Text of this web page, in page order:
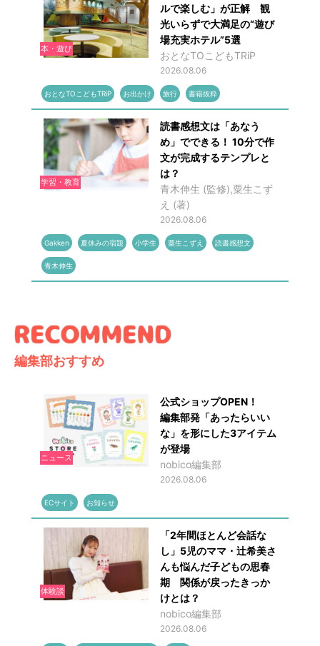
本・遊び
ルで楽しむ」が正解 観
光いらずで大満足の“遊び
場充実ホテル”5選
おとなTOこどもTRiP
2026.08.06
おとなTOこどもTRiP お出かけ 旅行 書籍抜粋
学習・教育
読書感想文は「あなう
め」でできる！ 10分で作
文が完成するテンプレと
は？
青木伸生 (監修),粟生こず
え (著)
2026.08.06
Gakken 夏休みの宿題 小学生 粟生こずえ 読書感想文
青木伸生
編集部おすすめ
ニュース
公式ショップOPEN！
編集部発「あったらいい
な」を形にした3アイテム
が登場
nobico編集部
2026.08.06
ECサイト お知らせ
体験談
「2年間ほとんど会話な
し」5児のママ・辻希美さ
んも悩んだ子どもの思春
期 関係が戻ったきっか
けとは？
nobico編集部
2026.08.06